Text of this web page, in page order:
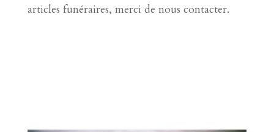
articles funéraires, merci de nous contacter.